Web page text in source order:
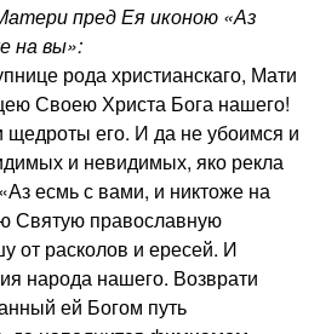
пред Ея иконою «Аз
на вы»:
рода христианскаго, Мати
Своею Христа Бога нашего!
его. И да не убоимся и
и невидимых, яко рекла
есмь с вами, и никтоже на
Святую православную
от расколов и ересей. И
народа нашего. Возврати
ей Богом путь